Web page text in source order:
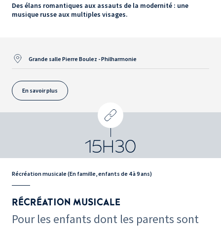
Des élans romantiques aux assauts de la modernité : une
musique russe aux multiples visages.
Grande salle Pierre Boulez - Philharmonie
En savoir plus
15H30
Récréation musicale (En famille, enfants de 4 à 9 ans)
RÉCRÉATION MUSICALE
Pour les enfants dont les parents sont